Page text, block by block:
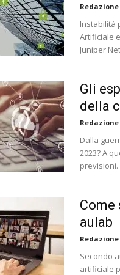
Instabilità
Artificiale
Juniper
Gli
della
Dalla
2023? A
previsioni.
Come
aulab
Secondo
artificiale